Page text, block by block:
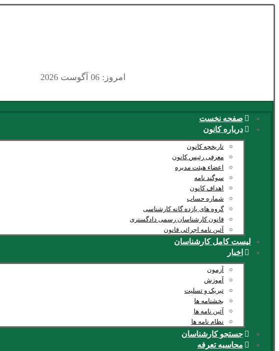
امروز: 06 آگوست 2026
صفحه نخست
درباره کانون
تاریخچه کانون
معرفی رئیس کانون
اعضاء هیئت مدیره
سوگند نامه
اهداف کانون
شماره حساب
گروه های یازده گانه کارشناسی
قانون کارشناسان رسمی دادگستری
آئین نامه اجرائی قانون
لیست کامل کارشناسان
اخبار
آزمون
آموزش
تبریک و تسلیت
بخشنامه ها
آئین نامه ها
نظام نامه ها
جستجو کارشناسان
محاسبه تعرفه